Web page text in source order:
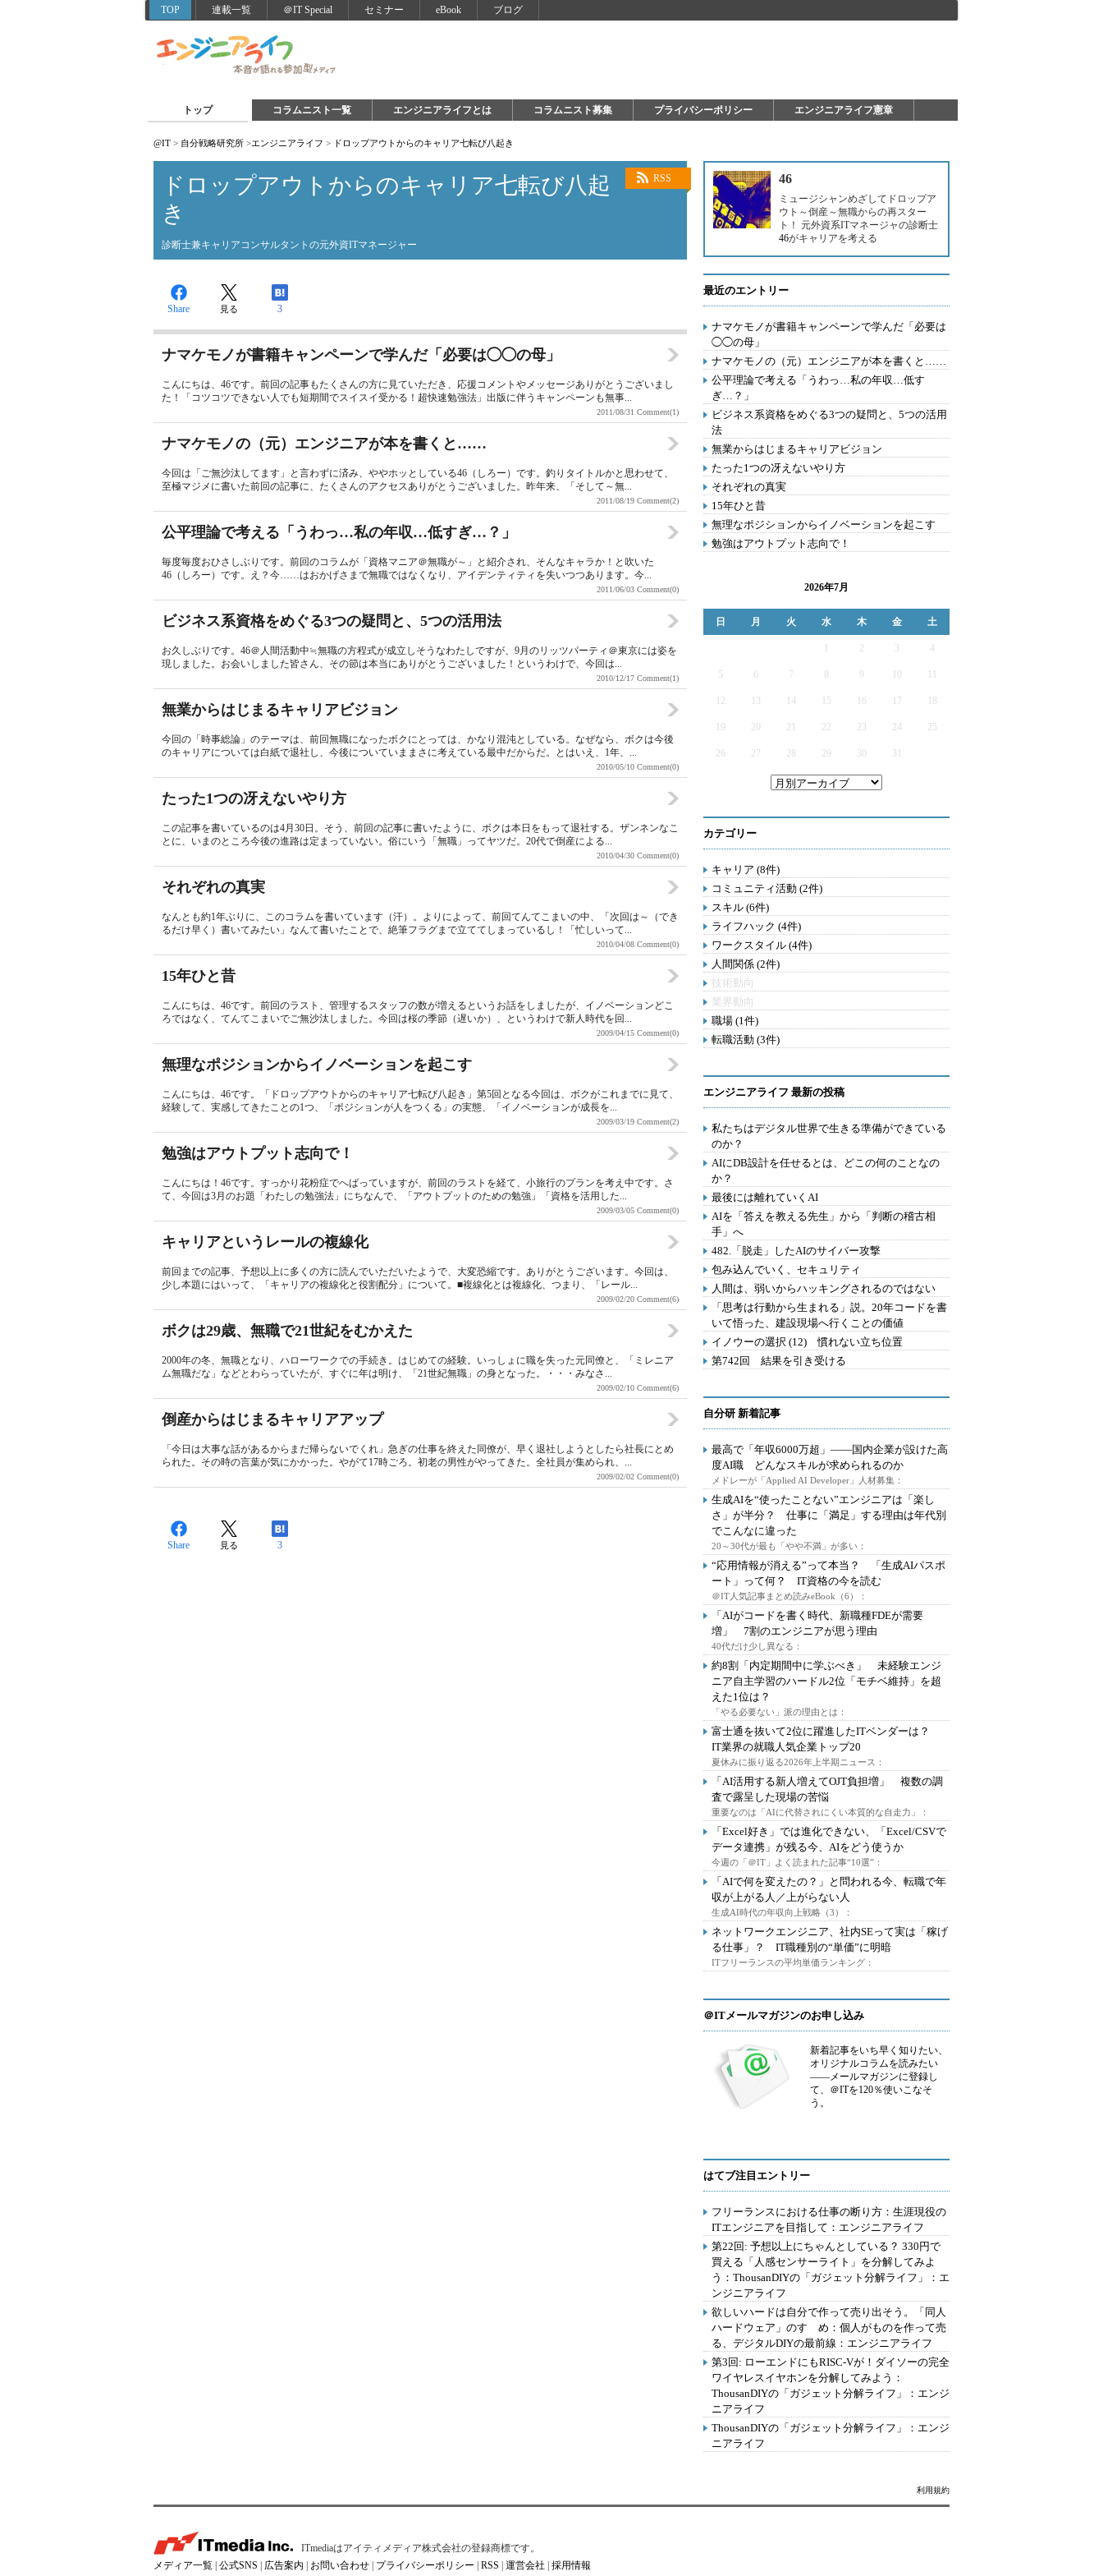
TOP 連載一覧 ＠IT Special セミナー eBook ブログ
トップ コラムニスト一覧 エンジニアライフとは コラムニスト募集 プライバシーポリシー エンジニアライフ憲章
@IT > 自分戦略研究所 >エンジニアライフ > ドロップアウトからのキャリア七転び八起き
RSS
ドロップアウトからのキャリア七転び八起
き
診断士兼キャリアコンサルタントの元外資ITマネージャー
Share 見る 3
ナマケモノが書籍キャンペーンで学んだ「必要は◯◯の母」
こんにちは、46です。前回の記事もたくさんの方に見ていただき、応援コメントやメッセージありがとうございまし
た！「コツコツできない人でも短期間でスイスイ受かる！超快速勉強法」出版に伴うキャンペーンも無事...
2011/08/31 Comment(1)
ナマケモノの（元）エンジニアが本を書くと……
今回は「ご無沙汰してます」と言わずに済み、ややホッとしている46（しろー）です。釣りタイトルかと思わせて、
至極マジメに書いた前回の記事に、たくさんのアクセスありがとうございました。昨年来、「そして～無...
2011/08/19 Comment(2)
公平理論で考える「うわっ…私の年収…低すぎ…？」
毎度毎度おひさしぶりです。前回のコラムが「資格マニア＠無職が～」と紹介され、そんなキャラか！と吹いた
46（しろー）です。え？今……はおかげさまで無職ではなくなり、アイデンティティを失いつつあります。今...
2011/06/03 Comment(0)
ビジネス系資格をめぐる3つの疑問と、5つの活用法
お久しぶりです。46＠人間活動中≒無職の方程式が成立しそうなわたしですが、9月のリッツパーティ＠東京には姿を
現しました。お会いしました皆さん、その節は本当にありがとうございました！というわけで、今回は...
2010/12/17 Comment(1)
無業からはじまるキャリアビジョン
今回の「時事総論」のテーマは、前回無職になったボクにとっては、かなり混沌としている。なぜなら、ボクは今後
のキャリアについては白紙で退社し、今後についていままさに考えている最中だからだ。とはいえ、1年、...
2010/05/10 Comment(0)
たった1つの冴えないやり方
この記事を書いているのは4月30日。そう、前回の記事に書いたように、ボクは本日をもって退社する。ザンネンなこ
とに、いまのところ今後の進路は定まっていない。俗にいう「無職」ってヤツだ。20代で倒産による...
2010/04/30 Comment(0)
それぞれの真実
なんとも約1年ぶりに、このコラムを書いています（汗）。よりによって、前回てんてこまいの中、「次回は～（でき
るだけ早く）書いてみたい」なんて書いたことで、絶筆フラグまで立ててしまっているし！「忙しいって...
2010/04/08 Comment(0)
15年ひと昔
こんにちは、46です。前回のラスト、管理するスタッフの数が増えるというお話をしましたが、イノベーションどこ
ろではなく、てんてこまいでご無沙汰しました。今回は桜の季節（遅いか）、というわけで新人時代を回...
2009/04/15 Comment(0)
無理なポジションからイノベーションを起こす
こんにちは、46です。「ドロップアウトからのキャリア七転び八起き」第5回となる今回は、ボクがこれまでに見て、
経験して、実感してきたことの1つ、「ポジションが人をつくる」の実態、「イノベーションが成長を...
2009/03/19 Comment(2)
勉強はアウトプット志向で！
こんにちは！46です。すっかり花粉症でへばっていますが、前回のラストを経て、小旅行のプランを考え中です。さ
て、今回は3月のお題「わたしの勉強法」にちなんで、「アウトプットのための勉強」「資格を活用した...
2009/03/05 Comment(0)
キャリアというレールの複線化
前回までの記事、予想以上に多くの方に読んでいただいたようで、大変恐縮です。ありがとうございます。今回は、
少し本題にはいって、「キャリアの複線化と役割配分」について。■複線化とは複線化、つまり、「レール...
2009/02/20 Comment(6)
ボクは29歳、無職で21世紀をむかえた
2000年の冬、無職となり、ハローワークでの手続き。はじめての経験。いっしょに職を失った元同僚と、「ミレニア
ム無職だな」などとわらっていたが、すぐに年は明け、「21世紀無職」の身となった。・・・みなさ...
2009/02/10 Comment(6)
倒産からはじまるキャリアアップ
「今日は大事な話があるからまだ帰らないでくれ」急ぎの仕事を終えた同僚が、早く退社しようとしたら社長にとめ
られた。その時の言葉が気にかかった。やがて17時ごろ。初老の男性がやってきた。全社員が集められ、...
2009/02/02 Comment(0)
Share 見る 3
46
ミュージシャンめざしてドロップア
ウト～倒産～無職からの再スター
ト！ 元外資系ITマネージャの診断士
46がキャリアを考える
最近のエントリー
ナマケモノが書籍キャンペーンで学んだ「必要は
◯◯の母」
ナマケモノの（元）エンジニアが本を書くと……
公平理論で考える「うわっ…私の年収…低す
ぎ…？」
ビジネス系資格をめぐる3つの疑問と、5つの活用
法
無業からはじまるキャリアビジョン
たった1つの冴えないやり方
それぞれの真実
15年ひと昔
無理なポジションからイノベーションを起こす
勉強はアウトプット志向で！
2026年7月
日 月 火 水 木 金 土
2 3 4
5 6 7 9
12 13 14 15 16 17
19 20 21 22 23 24 25
26 27 28 29 30 31
カテゴリー
キャリア (8件)
コミュニティ活動 (2件)
スキル (6件)
ライフハック (4件)
ワークスタイル (4件)
人間関係 (2件)
技術動向
業界動向
職場 (1件)
転職活動 (3件)
エンジニアライフ 最新の投稿
私たちはデジタル世界で生きる準備ができている
のか？
AIにDB設計を任せるとは、どこの何のことなの
か？
最後には離れていくAI
AIを「答えを教える先生」から「判断の稽古相
手」へ
482.「脱走」したAIのサイバー攻撃
包み込んでいく、セキュリティ
人間は、弱いからハッキングされるのではない
「思考は行動から生まれる」説。20年コードを書
いて悟った、建設現場へ行くことの価値
イノウーの選択 (12) 慣れない立ち位置
第742回 結果を引き受ける
自分研 新着記事
最高で「年収6000万超」――国内企業が設けた高
度AI職 どんなスキルが求められるのか
メドレーが「Applied AI Developer」人材募集：
生成AIを“使ったことない”エンジニアは「楽し
さ」が半分？ 仕事に「満足」する理由は年代別
でこんなに違った
20～30代が最も「やや不満」が多い：
“応用情報が消える”って本当？ 「生成AIパスポ
ート」って何？ IT資格の今を読む
＠IT人気記事まとめ読みeBook（6）：
「AIがコードを書く時代、新職種FDEが需要
増」 7割のエンジニアが思う理由
40代だけ少し異なる：
約8割「内定期間中に学ぶべき」 未経験エンジ
ニア自主学習のハードル2位「モチベ維持」を超
えた1位は？
「やる必要ない」派の理由とは：
富士通を抜いて2位に躍進したITベンダーは？
IT業界の就職人気企業トップ20
夏休みに振り返る2026年上半期ニュース：
「AI活用する新人増えてOJT負担増」 複数の調
査で露呈した現場の苦悩
重要なのは「AIに代替されにくい本質的な自走力」：
「Excel好き」では進化できない、「Excel/CSVで
データ連携」が残る今、AIをどう使うか
今週の「＠IT」よく読まれた記事“10選”：
「AIで何を変えたの？」と問われる今、転職で年
収が上がる人／上がらない人
生成AI時代の年収向上戦略（3）：
ネットワークエンジニア、社内SEって実は「稼げ
る仕事」？ IT職種別の“単価”に明暗
ITフリーランスの平均単価ランキング：
＠ITメールマガジンのお申し込み
新着記事をいち早く知りたい、
オリジナルコラムを読みたい
――メールマガジンに登録し
て、＠ITを120％使いこなそ
う。
はてブ注目エントリー
フリーランスにおける仕事の断り方：生涯現役の
ITエンジニアを目指して：エンジニアライフ
第22回: 予想以上にちゃんとしている？ 330円で
買える「人感センサーライト」を分解してみよ
う：ThousanDIYの「ガジェット分解ライフ」：エ
ンジニアライフ
欲しいハードは自分で作って売り出そう。「同人
ハードウェア」のすゝめ：個人がものを作って売
る、デジタルDIYの最前線：エンジニアライフ
第3回: ローエンドにもRISC-Vが！ダイソーの完全
ワイヤレスイヤホンを分解してみよう：
ThousanDIYの「ガジェット分解ライフ」：エンジ
ニアライフ
ThousanDIYの「ガジェット分解ライフ」：エンジ
ニアライフ
利用規約
ITmediaはアイティメディア株式会社の登録商標です。
メディア一覧 公式SNS 広告案内 お問い合わせ プライバシーポリシー RSS 運営会社 採用情報